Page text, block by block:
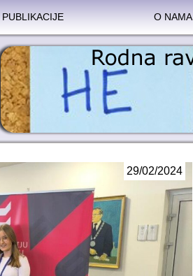
PUBLIKACIJE O NAMA
29/02/2024